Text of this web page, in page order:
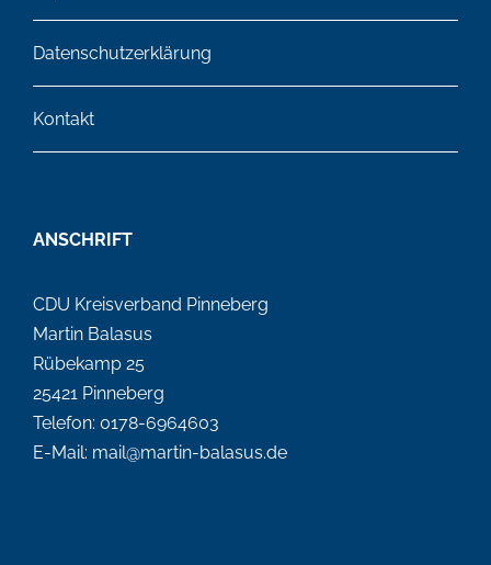
Datenschutzerklärung
Kontakt
ANSCHRIFT
CDU Kreisverband Pinneberg
Martin Balasus
Rübekamp 25
25421 Pinneberg
Telefon: 0178-6964603
E-Mail: mail@martin-balasus.de